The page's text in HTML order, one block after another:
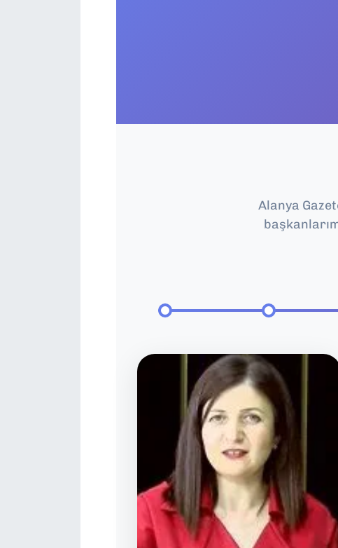
Alanya